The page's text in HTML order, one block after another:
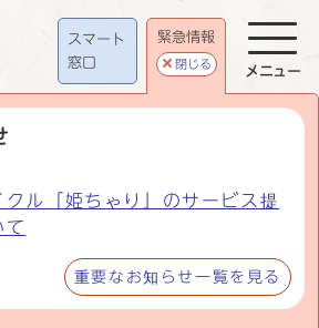
スマート
窓口
緊急情報
閉じる
ル「姫ちゃり」のサービス提
て
重要なお知らせ一覧を見る
メニュー